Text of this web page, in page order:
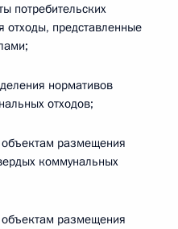
потребительских
отходы, представленные
нормативов
отходов;
объектам размещения
коммунальных
объектам размещения